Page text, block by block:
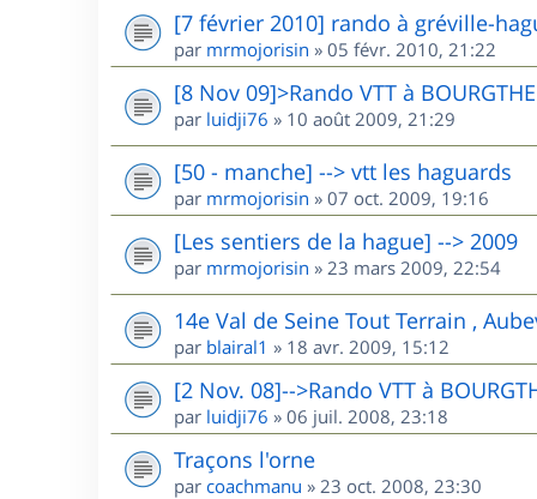
[7 février 2010] rando à gréville-
par mrmojorisin » 05 févr. 2010, 21:22
[8 Nov 09]>Rando VTT à
par luidji76 » 10 août 2009, 21:29
[50 - manche] --> vtt les haguards
par mrmojorisin » 07 oct. 2009, 19:16
[Les sentiers de la hague] --> 2009
par mrmojorisin » 23 mars 2009, 22:54
14e Val de Seine Tout Terrain ,
par blairal1 » 18 avr. 2009, 15:12
[2 Nov. 08]-->Rando VTT à
par luidji76 » 06 juil. 2008, 23:18
Traçons l'orne
par coachmanu » 23 oct. 2008, 23:30